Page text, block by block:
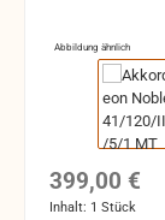
Abbildung ähnlich
Regulärer Preis:
399,00 €
Inhalt: 1 Stück